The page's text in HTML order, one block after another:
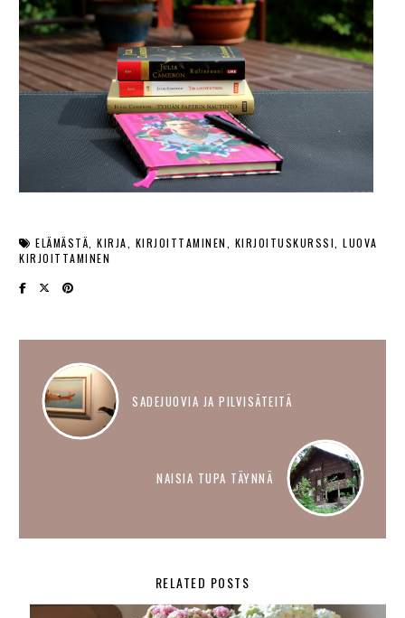
ELÄMÄSTÄ KIRJA KIRJOITTAMINEN KIRJOITUSKURSSI
LUOVA
KIRJOITTAMINEN
SADEJUOVIA JA PILVISÄTEITÄ
NAISIA TUPA TÄYNNÄ
RELATED POSTS